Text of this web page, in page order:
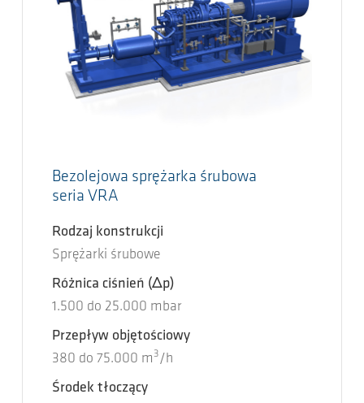
Bezolejowa sprężarka śrubowa
seria VRA
Rodzaj konstrukcji
Sprężarki śrubowe
Różnica ciśnień (Δp)
1.500 do 25.000 mbar
Przepływ objętościowy
380 do 75.000 m 3 /h
Środek tłoczący